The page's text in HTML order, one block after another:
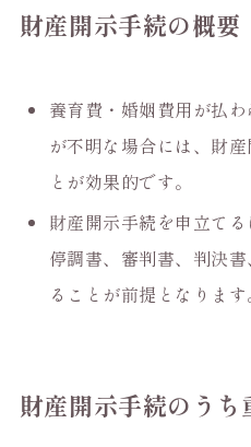
財産開示手続の概要
養育費・婚姻費用が払
が不明な場合には、財
とが効果的です。
財産開示手続を申立て
停調書、審判書、判決
ることが前提となります
財産開示手続のうち